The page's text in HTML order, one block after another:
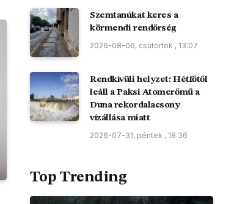
Szemtanúkat keres a
körmendi rendőrség
2026-08-06, csütörtök , 13:07
Rendkívüli helyzet: Hétfőtől
leáll a Paksi Atomerőmű a
Duna rekordalacsony
vízállása miatt
2026-07-31, péntek , 18:36
Top Trending